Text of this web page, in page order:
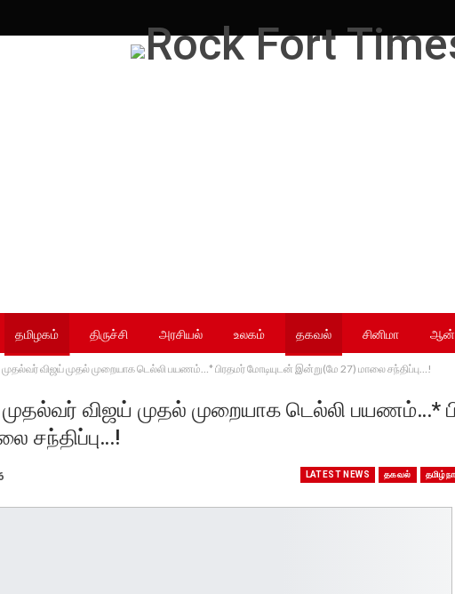
தமிழகம் திருச்சி அரசியல் உலகம் தகவல் சினிமா
விஜய் முதல் முறையாக டெல்லி பயணம்…* பிரதமர் மோடியுடன் இன்று(மே 27) மாலை சந்திப்பு…!
விஜய் முதல் முறையாக டெல்லி பயணம்…*
சந்திப்பு…!
LATEST NEWS தகவல்